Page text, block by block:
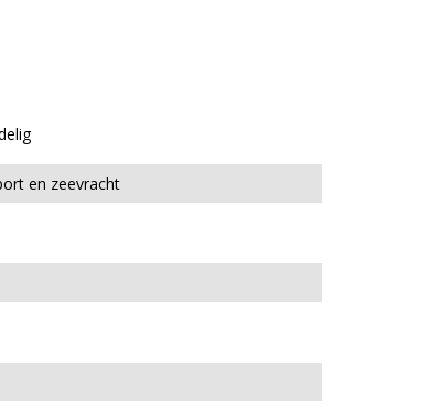
en zeevracht